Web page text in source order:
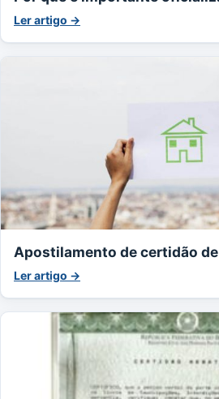
Ler artigo →
Apostilamento de certidão
Ler artigo →